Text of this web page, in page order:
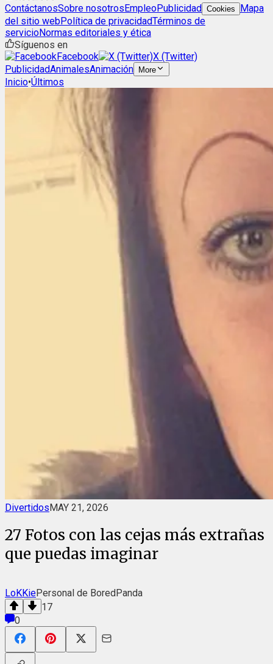
ContáctanosSobre nosotrosEmpleoPublicidad Cookies
Mapa
del sitio webPolítica de privacidadTérminos de
servicioNormas editoriales y ética
Síguenos en
Facebook
X (Twitter)
PublicidadAnimalesAnimación More
Inicio•Últimos
DivertidosMAY 21, 2026
27 Fotos con las cejas más extrañas
que puedas imaginar
LoKKiePersonal de BoredPanda
17
0